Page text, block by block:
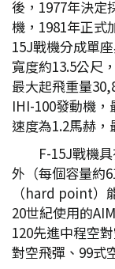
後，1977年決定
機，1981年正式
15J戰機分成單
寬度約13.5公尺
最大起飛重量
IHI-100發動機
速度為1.2馬赫，
F-15J戰機
外（每個容量約
（hard point）
20世紀使用的
120先進中程空
對空飛彈、99式